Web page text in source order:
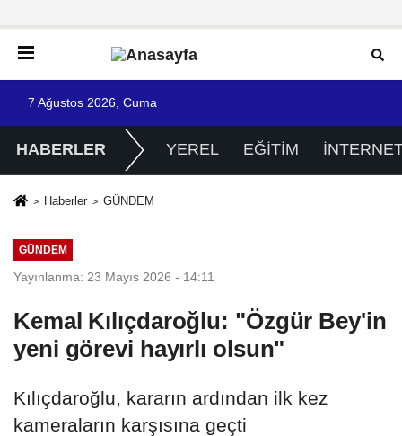
7 Ağustos 2026, Cuma
HABERLER YEREL EĞİTİM
Haberler GÜNDEM
GÜNDEM
Yayınlanma: 23 Mayıs 2026 - 14:11
Kemal Kılıçdaroğlu: "Özgür Bey'in
yeni görevi hayırlı olsun"
Kılıçdaroğlu, kararın ardından ilk kez
kameraların karşısına geçti